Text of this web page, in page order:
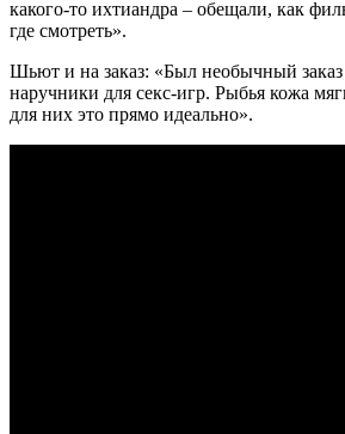
какого-то ихтиандра – обещали, как
где смотреть».
Шьют и на заказ: «Был необычный заказ
наручники для секс-игр. Рыбья кожа
для них это прямо идеально».